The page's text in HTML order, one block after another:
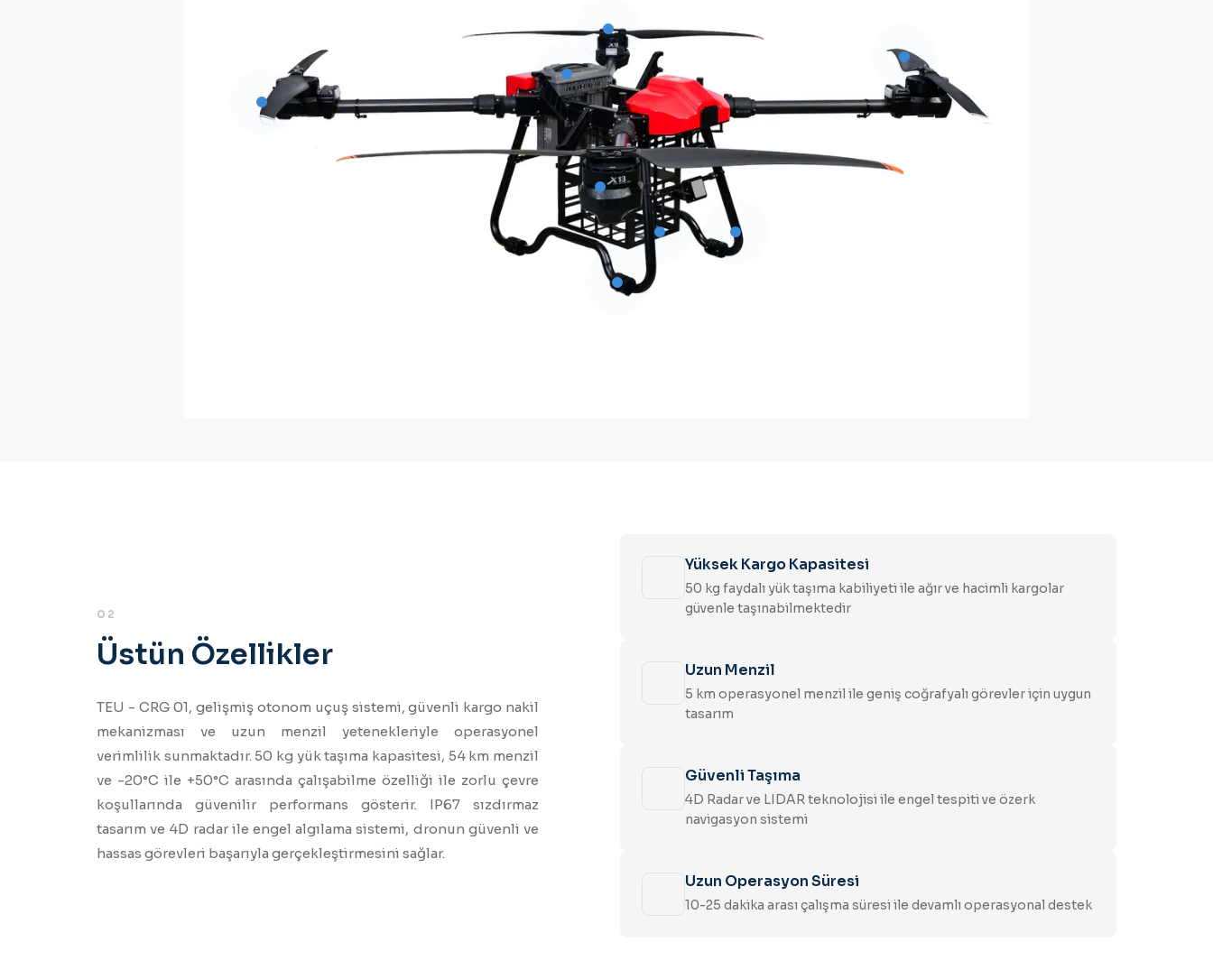
02
Üstün Özellikler
TEU - CRG 01, gelişmiş otonom uçuş sistemi, güvenli kargo nakil
mekanizması ve uzun menzil yetenekleriyle operasyonel
verimlilik sunmaktadır. 50 kg yük taşıma kapasitesi, 54 km menzil
ve -20°C ile +50°C arasında çalışabilme özelliği ile zorlu çevre
koşullarında güvenilir performans gösterir. IP67 sızdırmaz
tasarım ve 4D radar ile engel algılama sistemi, dronun güvenli ve
hassas görevleri başarıyla gerçekleştirmesini sağlar.
Yüksek Kargo Kapasitesi
50 kg faydalı yük taşıma kabiliyeti ile ağır ve hacimli kargolar
güvenle taşınabilmektedir
Uzun Menzil
5 km operasyonel menzil ile geniş coğrafyalı görevler için uygun
tasarım
Güvenli Taşıma
4D Radar ve LIDAR teknolojisi ile engel tespiti ve özerk
navigasyon sistemi
Uzun Operasyon Süresi
10-25 dakika arası çalışma süresi ile devamlı operasyonal destek